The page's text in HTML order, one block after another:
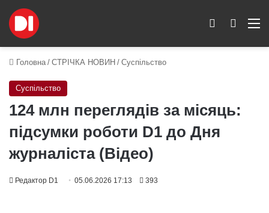
Пошук
Switch skin
Головна / СТРІЧКА НОВИН / Суспільство
Суспільство
124 млн переглядів за місяць:
підсумки роботи D1 до Дня
журналіста (Відео)
Редактор D1 05.06.2026 17:13 393